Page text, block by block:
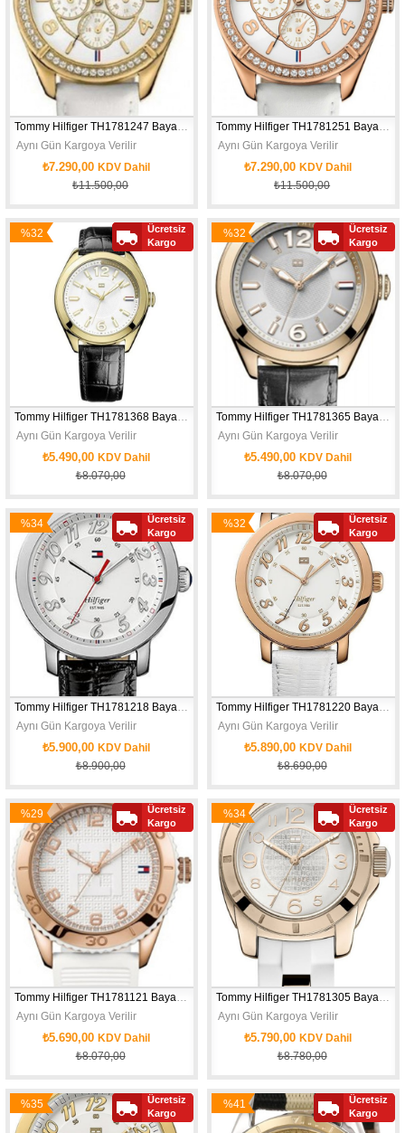
Aynı Gün Kargoya Verilir
₺7.290,00 KDV Dahil
₺11.500,00
Aynı Gün Kargoya Verilir
₺7.290,00 KDV Dahil
₺11.500,00
Aynı Gün Kargoya Verilir
₺5.490,00 KDV Dahil
₺8.070,00
%32
Ücretsiz
Kargo
Aynı Gün Kargoya Verilir
₺5.490,00 KDV Dahil
₺8.070,00
%32
İndirim
Ücretsiz
Kargo
Aynı Gün Kargoya Verilir
₺5.900,00 KDV Dahil
₺8.900,00
%34
İndirim
Ücretsiz
Kargo
Aynı Gün Kargoya Verilir
₺5.890,00 KDV Dahil
₺8.690,00
%32
İndirim
Ücretsiz
Kargo
Aynı Gün Kargoya Verilir
₺5.690,00 KDV Dahil
₺8.070,00
%29
İndirim
Ücretsiz
Kargo
Aynı Gün Kargoya Verilir
₺5.790,00 KDV Dahil
₺8.780,00
%34
İndirim
Ücretsiz
Kargo
%35
İndirim
Ücretsiz
Kargo
%41
İndirim
Ücretsiz
Kargo